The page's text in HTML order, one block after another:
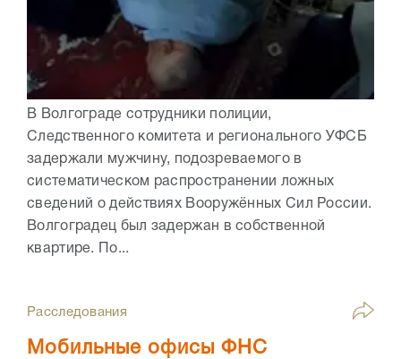
В Волгограде сотрудники полиции,
Следственного комитета и регионального УФСБ
задержали мужчину, подозреваемого в
систематическом распространении ложных
сведений о действиях Вооружённых Сил России.
Волгоградец был задержан в собственной
квартире. По...
Расследования
Мобильные офисы ФНС